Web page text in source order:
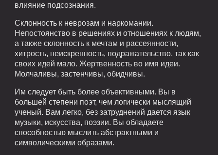
влияние подсознания.
Склонность к неврозам и наркомании.
Непостоянство в решениях и отношениях к людям,
а также склонность к мечтам и рассеянности,
хитрость, неискренность, подражательство, так как
своих идей мало. Жертвенность во имя идеи.
Молчаливы, застенчивы, обидчивы.
Им следует быть более объективными. Вы в
большей степени поэт, чем логически мыслящий
ученый. Вам легко, без затруднений дается язык
музыки, искусства, поэзии. Вы обладаете
способностью мыслить абстрактными и
символическими образами.